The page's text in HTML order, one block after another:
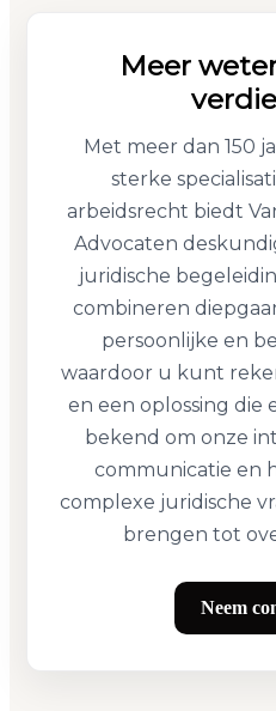
Meer
Met meer dan 150
sterke
arbeidsrecht biedt
Advocaten
juridische
combineren
persoonlijke en
waardoor u kunt
en een oplossing die
bekend om onze
communicatie en
complexe juridische
brengen tot
Neem